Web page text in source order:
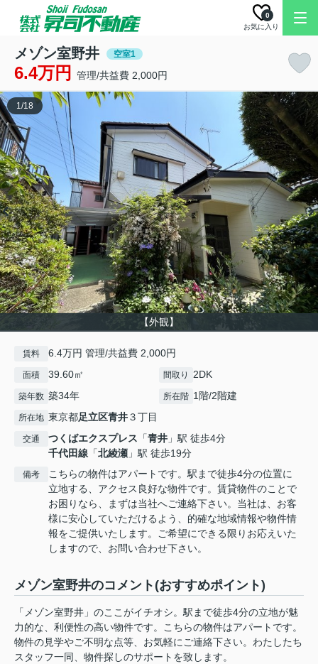
お気に入り
0
メゾン室野井 空室1
6.4万円 管理/共益費 2,000円
【外観】
1/18
賃料 6.4万円 管理/共益費 2,000円
面積 39.60㎡ 間取り 2DK
築年数 築34年 所在階 1階/2階建
所在地 東京都足立区青井３丁目
交通 つくばエクスプレス 「青井 」駅 徒歩4分
千代田線 「北綾瀬 」駅 徒歩19分
備考
こちらの物件はアパートです。駅まで徒歩4分の位置に
立地する、アクセス良好な物件です。賃貸物件のことで
お困りなら、まずは当社へご連絡下さい。当社は、お客
様に安心していただけるよう、的確な地域情報や物件情
報をご提供いたします。ご希望にできる限りお応えいた
しますので、お問い合わせ下さい。
メゾン室野井のコメント(おすすめポイント)
「メゾン室野井」のここがイチオシ。駅まで徒歩4分の立地が魅
力的な、利便性の高い物件です。こちらの物件はアパートです。
物件の見学やご不明な点等、お気軽にご連絡下さい。わたしたち
スタッフ一同、物件探しのサポートを致します。